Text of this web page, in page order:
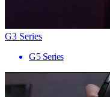
G3 Series
G5 Series